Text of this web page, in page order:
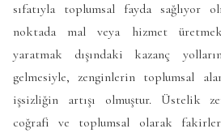
sıfatıyla toplumsal fayda sağlıyor
noktada mal veya hizmet
yaratmak dışındaki kazanç
gelmesiyle, zenginlerin toplumsal
işsizliğin artışı olmuştur. Üstelik
coğrafi ve toplumsal olarak